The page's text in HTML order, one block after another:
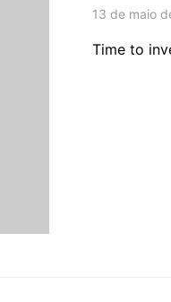
13 de maio
Time to